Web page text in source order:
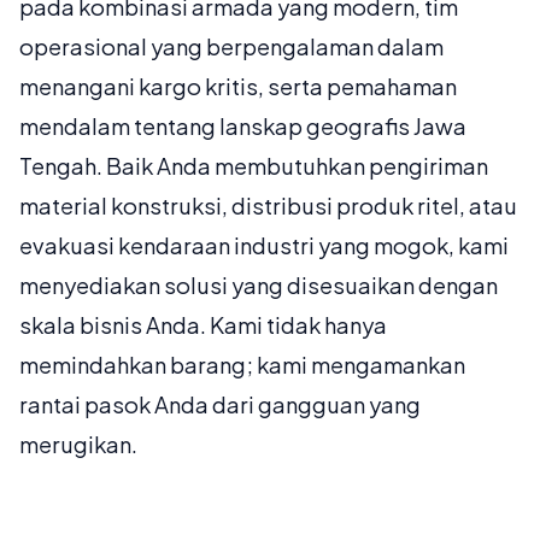
pada kombinasi armada yang modern, tim
operasional yang berpengalaman dalam
menangani kargo kritis, serta pemahaman
mendalam tentang lanskap geografis Jawa
Tengah. Baik Anda membutuhkan pengiriman
material konstruksi, distribusi produk ritel, atau
evakuasi kendaraan industri yang mogok, kami
menyediakan solusi yang disesuaikan dengan
skala bisnis Anda. Kami tidak hanya
memindahkan barang; kami mengamankan
rantai pasok Anda dari gangguan yang
merugikan.